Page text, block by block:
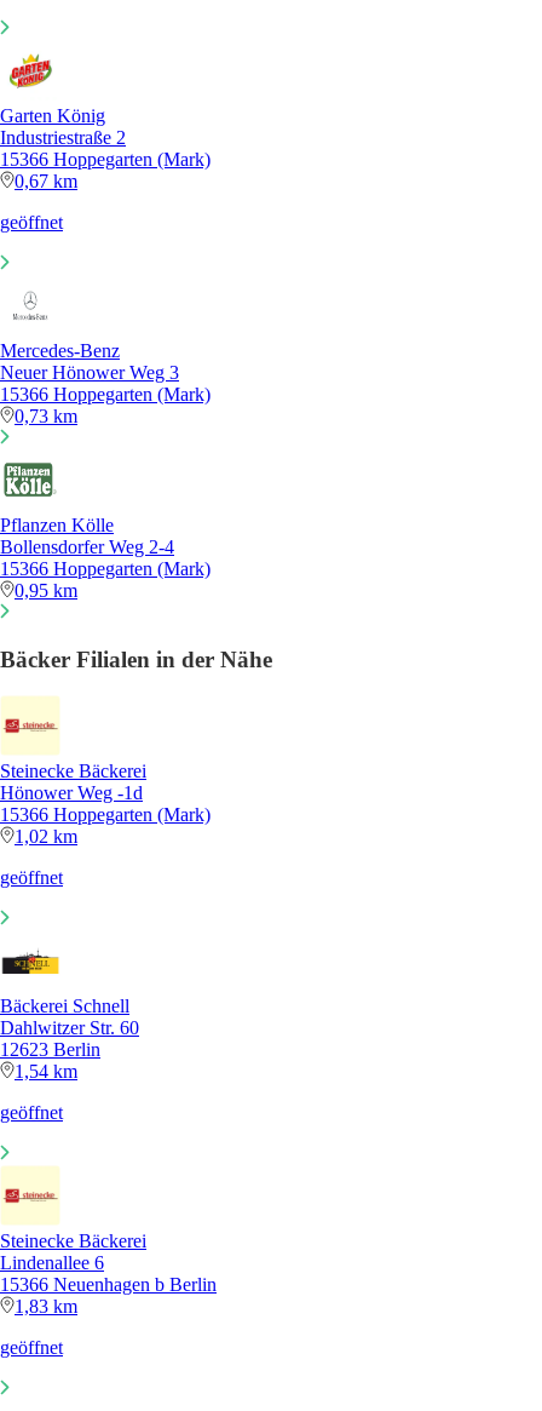
Garten König
Industriestraße 2
15366 Hoppegarten (Mark)
0,67 km
geöffnet
Mercedes-Benz
Neuer Hönower Weg 3
15366 Hoppegarten (Mark)
0,73 km
Pflanzen Kölle
Bollensdorfer Weg 2-4
15366 Hoppegarten (Mark)
0,95 km
Bäcker Filialen in der Nähe
Steinecke Bäckerei
Hönower Weg -1d
15366 Hoppegarten (Mark)
1,02 km
geöffnet
Bäckerei Schnell
Dahlwitzer Str. 60
12623 Berlin
1,54 km
geöffnet
Steinecke Bäckerei
Lindenallee 6
15366 Neuenhagen b Berlin
1,83 km
geöffnet